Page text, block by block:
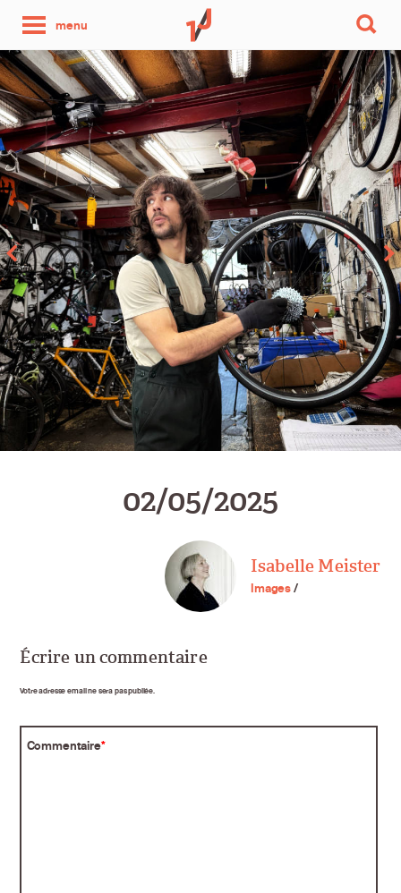
menu
photo
par
jour
02/05/2025
Isabelle Meister
Images/
Écrire un commentaire
Votre adresse email ne sera pas publiée.
Commentaire*